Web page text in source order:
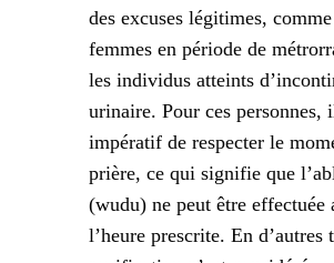
des excuses légitimes,
femmes en période de
les individus atteints
urinaire. Pour ces personnes,
impératif de respecter le
prière, ce qui signifie que
(wudu) ne peut être effectuée
l’heure prescrite. En d’autres